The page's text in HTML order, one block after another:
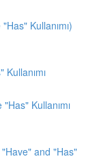
Kullanımı)
Kullanımı
"Have" and "Has"